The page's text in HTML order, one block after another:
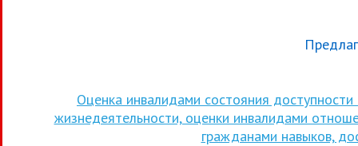
Оценка инвалидами состояния
жизнедеятельности, оценки инвалидами
гражданами навыков,